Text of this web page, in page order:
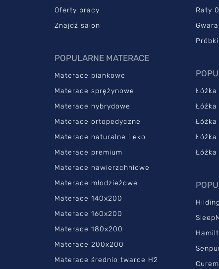
Oferty pracy
Znajdź salon
POPULARNE MATERACE
Materace piankowe
Materace sprężynowe
Materace hybrydowe
Materace ortopedyczne
Materace naturalne i eko
Materace premium
Materace nawierzchniowe
Materace młodzieżowe
Materace 140x200
Materace 160x200
Materace 180x200
Materace 200x200
Materace średnio twarde H2
Raty
Łóżka
Łóżka
Łóżka
Hilding
Curem